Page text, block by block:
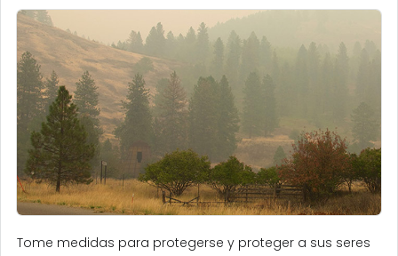
Tome medidas para protegerse y proteger a sus seres